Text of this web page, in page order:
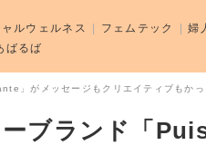
」がメッセージもクリエイティブもか
ブランド「
ルウェルネス フェムテック 婦
ばるば